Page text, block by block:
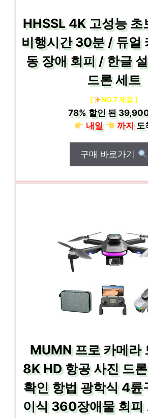
HHSSL 4K 고성능 초
비행시간 30분 / 듀얼
동 장애 회피 / 한글
드론 세트
[ NO.7 제품 ]
78%할인 된
내일
까지도
구매 바로가기
MUMN 프로 카메라
8K HD 항공 사진 드
확인 항법 광학식 4륜
이식 360장애물 회